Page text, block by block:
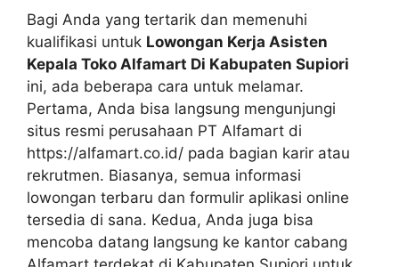
Bagi Anda yang tertarik dan memenuhi
kualifikasi untuk Lowongan Kerja Asisten
Kepala Toko Alfamart Di Kabupaten Supiori
ini, ada beberapa cara untuk melamar.
Pertama, Anda bisa langsung mengunjungi
situs resmi perusahaan PT Alfamart di
https://alfamart.co.id/ pada bagian karir atau
rekrutmen. Biasanya, semua informasi
lowongan terbaru dan formulir aplikasi online
tersedia di sana. Kedua, Anda juga bisa
mencoba datang langsung ke kantor cabang